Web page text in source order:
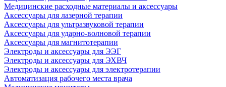
Медицинские расходные материалы и аксессуары
Аксессуары для лазерной терапии
Аксессуары для ультразвуковой терапии
Аксессуары для ударно-волновой терапии
Аксессуары для магнитотерапии
Электроды и аксессуары для ЭЭГ
Электроды и аксессуары для ЭХВЧ
Электроды и аксессуары для электротерапии
Автоматизация рабочего места врача